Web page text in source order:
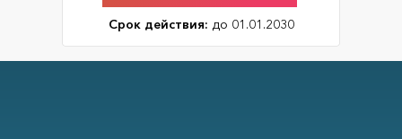
Срок действия: до 01.01.2030